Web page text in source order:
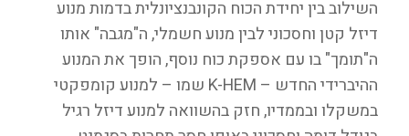
השילוב בין יחידת הכוח הקונבנציונלית בדמות מנוע
דיזל קטן וחסכוני לבין מנוע חשמלי, ה"מגבה" אותו
ה"תומך" בו עם אספקת כוח נוסף, הופך את המנוע
ההיברידי החדש – K-HEM שמו – למנוע קומפקטי
במשקלו ובממדיו, חזק בהשוואה למנוע דיזל רגיל